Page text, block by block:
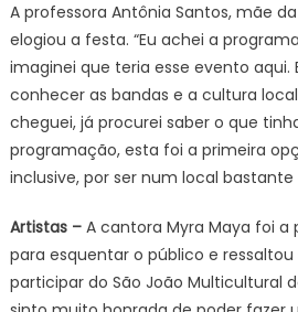
A professora Antônia Santos, mãe
elogiou a festa. “Eu achei a
imaginei que teria esse evento aqui.
conhecer as bandas e a cultura
cheguei, já procurei saber o que
programação, esta foi a primeira
inclusive, por ser num local bastante
Artistas – A cantora Myra Maya foi a
para esquentar o público e
participar do São João Multicultural